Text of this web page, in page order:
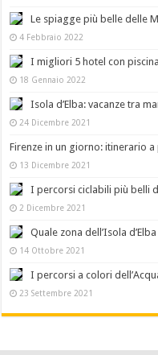
Le spiagge più belle delle
4 Febbraio 2022
I migliori 5 hotel con
18 Gennaio 2022
Isola d’Elba: vacanze tra
24 Dicembre 2021
Firenze in un giorno: itinerario
13 Dicembre 2021
I percorsi ciclabili più belli
2 Dicembre 2021
Quale zona dell’Isola
14 Ottobre 2021
I percorsi a colori
23 Settembre 2021